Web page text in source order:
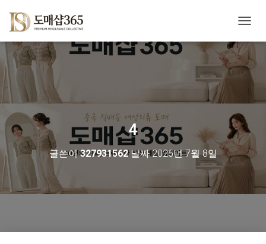
비
게
이
션
4
글쓴이327931562날짜2026년 7월 8일